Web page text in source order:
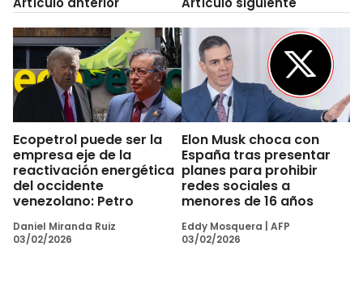
Ecopetrol puede ser la
empresa eje de la
reactivación energética
del occidente
venezolano: Petro
Daniel Miranda Ruiz
03/02/2026
Elon Musk choca con
España tras presentar
planes para prohibir
redes sociales a
menores de 16 años
Eddy Mosquera
AFP
03/02/2026